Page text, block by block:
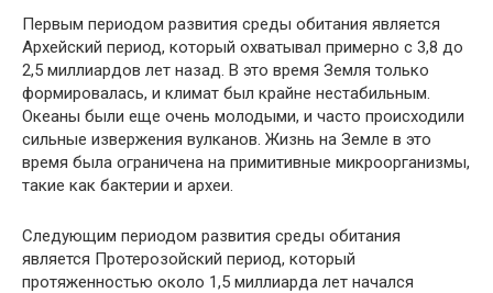
Первым периодом развития среды обитания является
Архейский период, который охватывал примерно с 3,8 до
2,5 миллиардов лет назад. В это время Земля только
формировалась, и климат был крайне нестабильным.
Океаны были еще очень молодыми, и часто происходили
сильные извержения вулканов. Жизнь на Земле в это
время была ограничена на примитивные микроорганизмы,
такие как бактерии и археи.
Следующим периодом развития среды обитания
является Протерозойский период, который
протяженностью около 1,5 миллиарда лет начался